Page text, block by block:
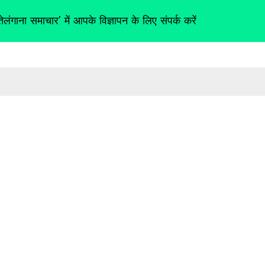
समाचार' में आपके विज्ञापन के लिए संपर्क करें